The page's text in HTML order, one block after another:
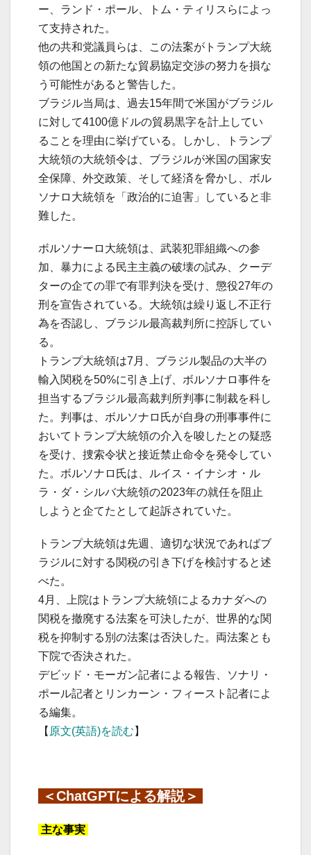
ー、ランド・ポール、トム・ティリスらによっ
て支持された。
他の共和党議員らは、この法案がトランプ大統
領の他国との新たな貿易協定交渉の努力を損な
う可能性があると警告した。
ブラジル当局は、過去15年間で米国がブラジル
に対して4100億ドルの貿易黒字を計上してい
ることを理由に挙げている。しかし、トランプ
大統領の大統領令は、ブラジルが米国の国家安
全保障、外交政策、そして経済を脅かし、ボル
ソナロ大統領を「政治的に迫害」していると非
難した。
ボルソナーロ大統領は、武装犯罪組織への参
加、暴力による民主主義の破壊の試み、クーデ
ターの企ての罪で有罪判決を受け、懲役27年の
刑を宣告されている。大統領は繰り返し不正行
為を否認し、ブラジル最高裁判所に控訴してい
る。
トランプ大統領は7月、ブラジル製品の大半の
輸入関税を50%に引き上げ、ボルソナロ事件を
担当するブラジル最高裁判所判事に制裁を科し
た。判事は、ボルソナロ氏が自身の刑事事件に
おいてトランプ大統領の介入を唆したとの疑惑
を受け、捜索令状と接近禁止命令を発令してい
た。ボルソナロ氏は、ルイス・イナシオ・ル
ラ・ダ・シルバ大統領の2023年の就任を阻止
しようと企てたとして起訴されていた。
トランプ大統領は先週、適切な状況であればブ
ラジルに対する関税の引き下げを検討すると述
べた。
4月、上院はトランプ大統領によるカナダへの
関税を撤廃する法案を可決したが、世界的な関
税を抑制する別の法案は否決した。両法案とも
下院で否決された。
デビッド・モーガン記者による報告、ソナリ・
ポール記者とリンカーン・フィースト記者によ
る編集。
【 原文(英語)を読む 】
＜ChatGPTによる解説＞
主な事実